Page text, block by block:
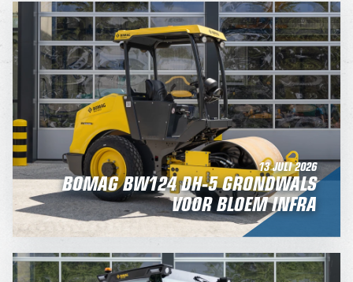
13 JULI 2026
BOMAG BW124 DH-5 GRONDWALS
VOOR BLOEM INFRA